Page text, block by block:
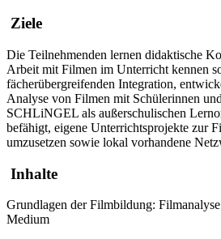
Ziele
Die Teilnehmenden lernen didaktische
Arbeit mit Filmen im Unterricht kennen
fächerübergreifenden Integration,
Analyse von Filmen mit Schülerinnen
SCHLiNGEL als außerschulischen
befähigt, eigene Unterrichtsprojekte zur
umzusetzen sowie lokal vorhandene
Inhalte
Grundlagen der Filmbildung:
Medium